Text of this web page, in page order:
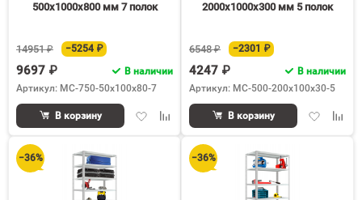
500х1000х800 мм 7 полок
14951 ₽ −5254 ₽
9697 ₽
В наличии
Артикул: МС-750-50х100х80-7
ДобавитьДобавить
сравнению
В корзину
2000х1000х300 мм 5 полок
6548 ₽ −2301 ₽
4247 ₽
В наличии
Артикул: МС-500-200х100х30-5
Добавить
В корзину
−36% −36%